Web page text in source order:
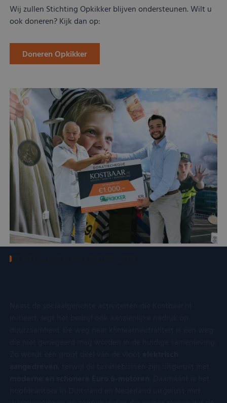
Wij zullen Stichting Opkikker blijven ondersteunen. Wilt u
ook doneren? Kijk dan op:
Doneren Opkikker